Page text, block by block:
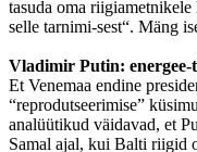
tasuda oma
selle tarnimi-sest“. Mäng
Vladimir Putin:
Et Venemaa endine
“reprodutseerimise”
analüütikud väidavad, et
Samal ajal, kui Balti riigid